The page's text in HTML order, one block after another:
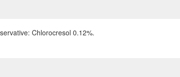
Chlorocresol 0.12%.